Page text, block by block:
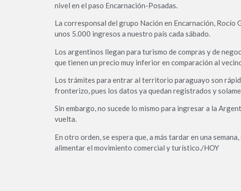
nivel en el paso Encarnación-Posadas.
La corresponsal del grupo Nación en Encarnación,
unos 5.000 ingresos a nuestro país cada sábado.
Los argentinos llegan para turismo de compras y de
que tienen un precio muy inferior en comparación al
Los trámites para entrar al territorio paraguayo son
fronterizo, pues los datos ya quedan registrados y
Sin embargo, no sucede lo mismo para ingresar a la
vuelta.
En otro orden, se espera que, a más tardar en una
alimentar el movimiento comercial y turístico./HOY